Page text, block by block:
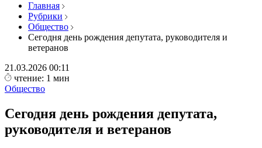
Главная
Рубрики
Общество
Сегодня день рождения депутата, руководителя и
ветеранов
21.03.2026 00:11
чтение: 1 мин
Общество
Сегодня день рождения депутата,
руководителя и ветеранов